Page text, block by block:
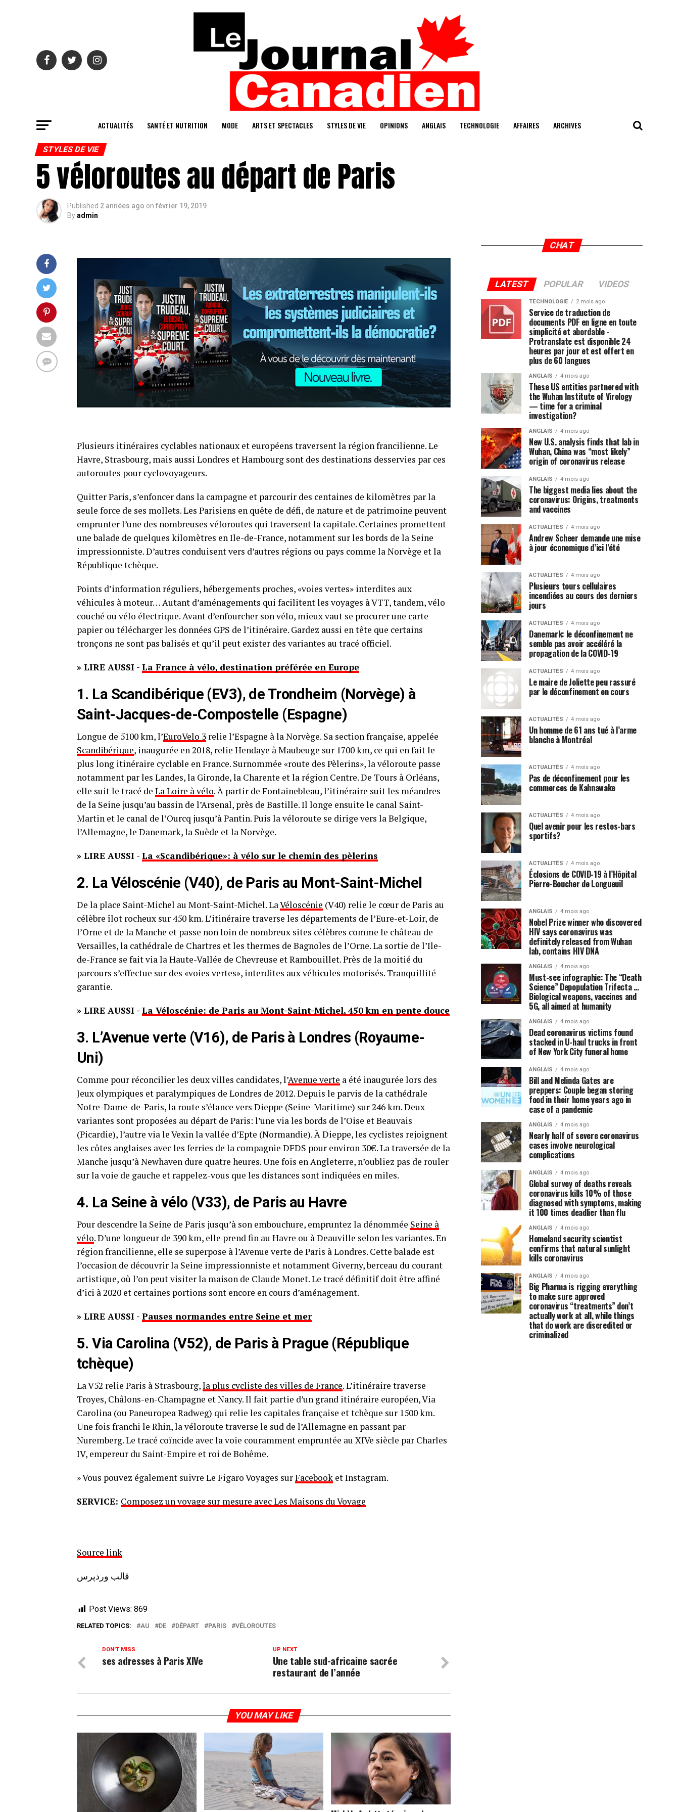
ACTUALITÉS SANTÉ ET NUTRITION MODE ARTS ET SPECTACLES STYLES DE VIE OPINIONS ANGLAIS TECHNOLOGIE AFFAIRES ARCHIVES
STYLES DE VIE
5 véloroutes au départ de Paris
Published 2 années ago on février 19, 2019
Byadmin
Plusieurs itinéraires cyclables nationaux et européens traversent la région francilienne. Le
Havre, Strasbourg, mais aussi Londres et Hambourg sont des destinations desservies par ces
autoroutes pour cyclovoyageurs.
Quitter Paris, s’enfoncer dans la campagne et parcourir des centaines de kilomètres par la
seule force de ses mollets. Les Parisiens en quête de défi, de nature et de patrimoine peuvent
emprunter l’une des nombreuses véloroutes qui traversent la capitale. Certaines promettent
une balade de quelques kilomètres en Ile-de-France, notamment sur les bords de la Seine
impressionniste. D’autres conduisent vers d’autres régions ou pays comme la Norvège et la
République tchèque.
Points d’information réguliers, hébergements proches, «voies vertes» interdites aux
véhicules à moteur… Autant d’aménagements qui facilitent les voyages à VTT, tandem, vélo
couché ou vélo électrique. Avant d’enfourcher son vélo, mieux vaut se procurer une carte
papier ou télécharger les données GPS de l’itinéraire. Gardez aussi en tête que certains
tronçons ne sont pas balisés et qu’il peut exister des variantes au tracé officiel.
» LIRE AUSSI - La France à vélo, destination préférée en Europe
1. La Scandibérique (EV3), de Trondheim (Norvège) à
Saint-Jacques-de-Compostelle (Espagne)
Longue de 5100 km, l’EuroVelo 3 relie l’Espagne à la Norvège. Sa section française, appelée
Scandibérique, inaugurée en 2018, relie Hendaye à Maubeuge sur 1700 km, ce qui en fait le
plus long itinéraire cyclable en France. Surnommée «route des Pèlerins», la véloroute passe
notamment par les Landes, la Gironde, la Charente et la région Centre. De Tours à Orléans,
elle suit le tracé de La Loire à vélo. À partir de Fontainebleau, l’itinéraire suit les méandres
de la Seine jusqu’au bassin de l’Arsenal, près de Bastille. Il longe ensuite le canal Saint-
Martin et le canal de l’Ourcq jusqu’à Pantin. Puis la véloroute se dirige vers la Belgique,
l’Allemagne, le Danemark, la Suède et la Norvège.
» LIRE AUSSI - La «Scandibérique»: à vélo sur le chemin des pèlerins
2. La Véloscénie (V40), de Paris au Mont-Saint-Michel
De la place Saint-Michel au Mont-Saint-Michel. LaVéloscénie (V40) relie le cœur de Paris au
célèbre îlot rocheux sur 450 km. L’itinéraire traverse les départements de l’Eure-et-Loir, de
l’Orne et de la Manche et passe non loin de nombreux sites célèbres comme le château de
Versailles, la cathédrale de Chartres et les thermes de Bagnoles de l’Orne. La sortie de l’Ile-
de-France se fait via la Haute-Vallée de Chevreuse et Rambouillet. Près de la moitié du
parcours s’effectue sur des «voies vertes», interdites aux véhicules motorisés. Tranquillité
garantie.
» LIRE AUSSI - La Véloscénie: de Paris au Mont-Saint-Michel, 450 km en pente douce
3. L’Avenue verte (V16), de Paris à Londres (Royaume-
Uni)
Comme pour réconcilier les deux villes candidates, l’Avenue verte a été inaugurée lors des
Jeux olympiques et paralympiques de Londres de 2012. Depuis le parvis de la cathédrale
Notre-Dame-de-Paris, la route s’élance vers Dieppe (Seine-Maritime) sur 246 km. Deux
variantes sont proposées au départ de Paris: l’une via les bords de l’Oise et Beauvais
(Picardie), l’autre via le Vexin la vallée d’Epte (Normandie). À Dieppe, les cyclistes rejoignent
les côtes anglaises avec les ferries de la compagnie DFDS pour environ 30€. La traversée de la
Manche jusqu’à Newhaven dure quatre heures. Une fois en Angleterre, n’oubliez pas de rouler
sur la voie de gauche et rappelez-vous que les distances sont indiquées en miles.
4. La Seine à vélo (V33), de Paris au Havre
Pour descendre la Seine de Paris jusqu’à son embouchure, empruntez la dénommée Seine à
vélo. D’une longueur de 390 km, elle prend fin au Havre ou à Deauville selon les variantes. En
région francilienne, elle se superpose à l’Avenue verte de Paris à Londres. Cette balade est
l’occasion de découvrir la Seine impressionniste et notamment Giverny, berceau du courant
artistique, où l’on peut visiter la maison de Claude Monet. Le tracé définitif doit être affiné
d’ici à 2020 et certaines portions sont encore en cours d’aménagement.
» LIRE AUSSI - Pauses normandes entre Seine et mer
5. Via Carolina (V52), de Paris à Prague (République
tchèque)
La V52 relie Paris à Strasbourg,la plus cycliste des villes de France. L’itinéraire traverse
Troyes, Châlons-en-Champagne et Nancy. Il fait partie d’un grand itinéraire européen, Via
Carolina (ou Paneuropea Radweg) qui relie les capitales française et tchèque sur 1500 km.
Une fois franchi le Rhin, la véloroute traverse le sud de l’Allemagne en passant par
Nuremberg. Le tracé coïncide avec la voie couramment empruntée au XIVe siècle par Charles
IV, empereur du Saint-Empire et roi de Bohême.
» Vous pouvez également suivre Le Figaro Voyages surFacebook et Instagram.
SERVICE: Composez un voyage sur mesure avec Les Maisons du Voyage
Source link
قالب وردپرس
Post Views: 869
RELATED TOPICS: AU DE DÉPART PARIS VÉLOROUTES
UP NEXT
Une table sud-africaine sacrée
restaurant de l’année
DON'T MISS
ses adresses à Paris XIVe
YOU MAY LIKE
CHAT
LATEST POPULAR VIDEOS
TECHNOLOGIE 2 mois ago
Service de traduction de
documents PDF en ligne en toute
simplicité et abordable -
Protranslate est disponible 24
heures par jour et est offert en
plus de 60 langues
ANGLAIS 4 mois ago
These US entities partnered with
the Wuhan Institute of Virology
— time for a criminal
investigation?
ANGLAIS 4 mois ago
New U.S. analysis finds that lab in
Wuhan, China was “most likely”
origin of coronavirus release
ANGLAIS 4 mois ago
The biggest media lies about the
coronavirus: Origins, treatments
and vaccines
ACTUALITÉS 4 mois ago
Andrew Scheer demande une mise
à jour économique d’ici l’été
ACTUALITÉS 4 mois ago
Plusieurs tours cellulaires
incendiées au cours des derniers
jours
ACTUALITÉS 4 mois ago
Danemark: le déconfinement ne
semble pas avoir accéléré la
propagation de la COVID-19
ACTUALITÉS 4 mois ago
Le maire de Joliette peu rassuré
par le déconfinement en cours
ACTUALITÉS 4 mois ago
Un homme de 61 ans tué à l’arme
blanche à Montréal
ACTUALITÉS 4 mois ago
Pas de déconfinement pour les
commerces de Kahnawake
ACTUALITÉS 4 mois ago
Quel avenir pour les restos-bars
sportifs?
ACTUALITÉS 4 mois ago
Éclosions de COVID-19 à l’Hôpital
Pierre-Boucher de Longueuil
ANGLAIS 4 mois ago
Nobel Prize winner who discovered
HIV says coronavirus was
definitely released from Wuhan
lab, contains HIV DNA
ANGLAIS 4 mois ago
Must-see infographic: The “Death
Science” Depopulation Trifecta …
Biological weapons, vaccines and
5G, all aimed at humanity
ANGLAIS 4 mois ago
Dead coronavirus victims found
stacked in U-haul trucks in front
of New York City funeral home
ANGLAIS 4 mois ago
Bill and Melinda Gates are
preppers: Couple began storing
food in their home years ago in
case of a pandemic
ANGLAIS 4 mois ago
Nearly half of severe coronavirus
cases involve neurological
complications
ANGLAIS 4 mois ago
Global survey of deaths reveals
coronavirus kills 10% of those
diagnosed with symptoms, making
it 100 times deadlier than flu
ANGLAIS 4 mois ago
Homeland security scientist
confirms that natural sunlight
kills coronavirus
ANGLAIS 4 mois ago
Big Pharma is rigging everything
to make sure approved
coronavirus “treatments” don’t
actually work at all, while things
that do work are discredited or
criminalized